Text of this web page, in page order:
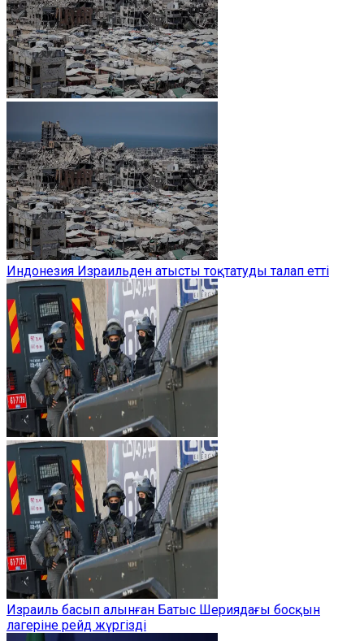
Индонезия Израильден атысты тоқтатуды талап етті
Израиль басып алынған Батыс Шериядағы босқын
лагеріне рейд жүргізді